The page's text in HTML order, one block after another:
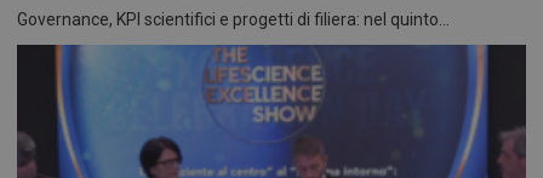
Governance, KPI scientifici e progetti di filiera: nel quinto...